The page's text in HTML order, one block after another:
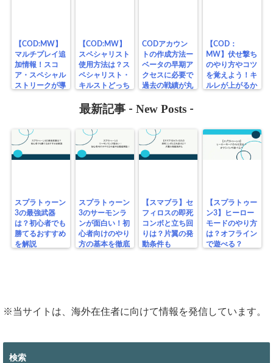
【COD:MW】
マルチプレイ追
加情報！スコ
ア・スペシャル
ストリークが導
【COD:MW】
スペシャリスト
使用方法は？ス
ペシャリスト・
キルストどっち
CODアカウン
トの作成方法ー
ベータの早期ア
クセスに必要で
過去の戦績が丸
【COD：
MW】伏せ撃ち
のやり方やコツ
を覚えよう！キ
ルレが上がるか
最新記事 - New Posts -
スプラトゥーン
3の最強武器
は？初心者でも
勝てるおすすめ
を解説
スプラトゥーン
3のサーモンラ
ンが面白い！初
心者向けのやり
方の基本を徹底
【スマブラ】セ
フィロスの即死
コンボと立ち回
りは？片翼の発
動条件も
【スプラトゥー
ン3】ヒーロー
モードのやり方
は？オフライン
で遊べる？
※当サイトは、海外在住者に向けて情報を発信しています。
検索